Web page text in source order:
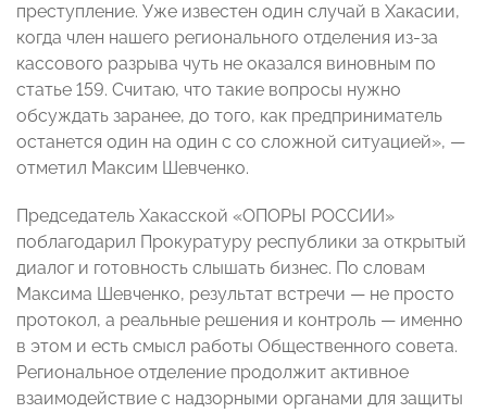
преступление. Уже известен один случай в Хакасии,
когда член нашего регионального отделения из-за
кассового разрыва чуть не оказался виновным по
статье 159. Считаю, что такие вопросы нужно
обсуждать заранее, до того, как предприниматель
останется один на один с со сложной ситуацией», —
отметил Максим Шевченко.
Председатель Хакасской «ОПОРЫ РОССИИ»
поблагодарил Прокуратуру республики за открытый
диалог и готовность слышать бизнес. По словам
Максима Шевченко, результат встречи — не просто
протокол, а реальные решения и контроль — именно
в этом и есть смысл работы Общественного совета.
Региональное отделение продолжит активное
взаимодействие с надзорными органами для защиты